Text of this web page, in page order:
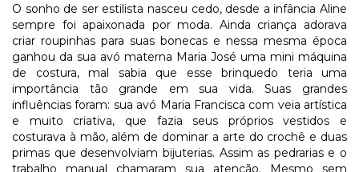
O sonho de ser estilista nasceu cedo, desde a infância Aline
sempre foi apaixonada por moda. Ainda criança adorava
criar roupinhas para suas bonecas e nessa mesma época
ganhou da sua avó materna Maria José uma mini máquina
de costura, mal sabia que esse brinquedo teria uma
importância tão grande em sua vida. Suas grandes
influências foram: sua avó Maria Francisca com veia artística
e muito criativa, que fazia seus próprios vestidos e
costurava à mão, além de dominar a arte do crochê e duas
primas que desenvolviam bijuterias. Assim as pedrarias e o
trabalho manual chamaram sua atenção. Mesmo sem